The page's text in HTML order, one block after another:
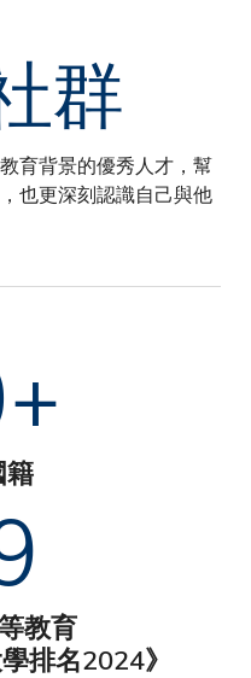
群
育背景的優秀人才，幫
也更深刻認識自己與他
籍
教育
排名2024》